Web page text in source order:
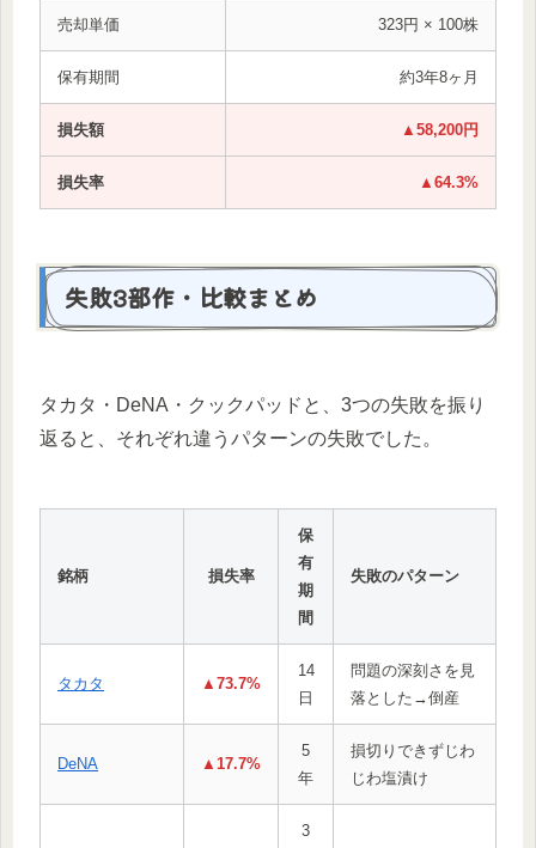
売却単価 323円 × 100株
保有期間 約3年8ヶ月
損失額 ▲58,200円
損失率 ▲64.3%
失敗3部作・比較まとめ
タカタ・DeNA・クックパッドと、3つの失敗を振り
返ると、それぞれ違うパターンの失敗でした。
銘柄 損失率
保
有
期
間
失敗のパターン
タカタ ▲73.7%
14
日
問題の深刻さを見
落とした→倒産
DeNA ▲17.7%
5
年
損切りできずじわ
じわ塩漬け
3